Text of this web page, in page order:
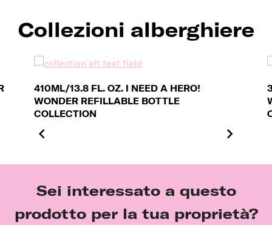
Collezioni alberghiere
410ML/13.8 FL. OZ. I NEED A HERO!
WONDER REFILLABLE BOTTLE
COLLECTION
Sei interessato a questo
prodotto per la tua proprietà?